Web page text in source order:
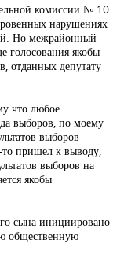
комиссии № 10
нарушениях
Но межрайонный
голосования якобы
отданных депутату
что любое
выборов, по моему
выборов
пришел к выводу,
выборов на
якобы
сына инициировано
общественную